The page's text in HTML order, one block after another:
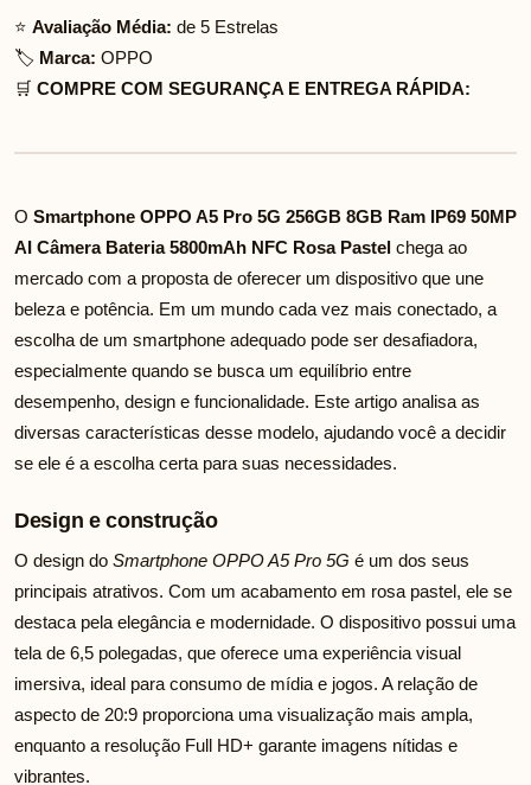
⭐ Avaliação Média: de 5 Estrelas
🏷️ Marca: OPPO
🛒 COMPRE COM SEGURANÇA E ENTREGA RÁPIDA:
O Smartphone OPPO A5 Pro 5G 256GB 8GB Ram IP69 50MP
AI Câmera Bateria 5800mAh NFC Rosa Pastel chega ao
mercado com a proposta de oferecer um dispositivo que une
beleza e potência. Em um mundo cada vez mais conectado, a
escolha de um smartphone adequado pode ser desafiadora,
especialmente quando se busca um equilíbrio entre
desempenho, design e funcionalidade. Este artigo analisa as
diversas características desse modelo, ajudando você a decidir
se ele é a escolha certa para suas necessidades.
Design e construção
O design do Smartphone OPPO A5 Pro 5G é um dos seus
principais atrativos. Com um acabamento em rosa pastel, ele se
destaca pela elegância e modernidade. O dispositivo possui uma
tela de 6,5 polegadas, que oferece uma experiência visual
imersiva, ideal para consumo de mídia e jogos. A relação de
aspecto de 20:9 proporciona uma visualização mais ampla,
enquanto a resolução Full HD+ garante imagens nítidas e
vibrantes.